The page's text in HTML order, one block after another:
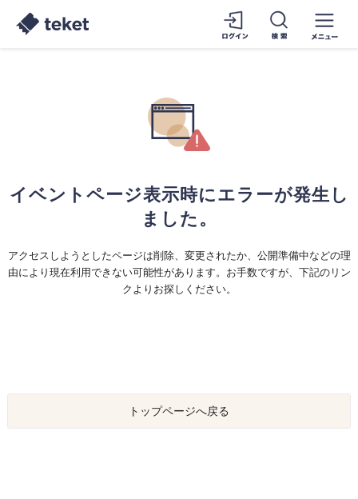
イベントページ表示時にエラーが発生し
ました。
アクセスしようとしたページは削除、変更されたか、公開準備中などの理
由により現在利用できない可能性があります。お手数ですが、下記のリン
クよりお探しください。
トップページへ戻る